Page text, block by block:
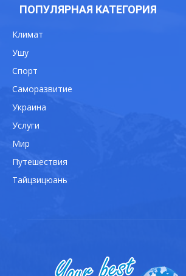
ПОПУЛЯРНАЯ КАТЕГОРИЯ
Климат
Ушу
Спорт
Саморазвитие
Украина
Услуги
Мир
Путешествия
Тайцзицюань